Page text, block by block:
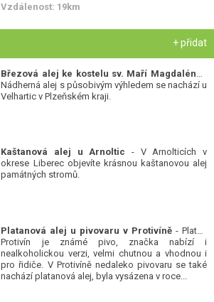
Vzdálenost: 19km
+ přidat
Březová alej ke kostelu sv. Maří Magdalény-
Nádherná alej s působivým výhledem se nachází u
Velhartic v Plzeňském kraji.
Kaštanová alej u Arnoltic - V Arnolticích v
okrese Liberec objevíte krásnou kaštanovou alej
památných stromů.
Platanová alej u pivovaru v Protivíně - Platan
Protivín je známé pivo, značka nabízí i
nealkoholickou verzi, velmi chutnou a vhodnou i
pro řidiče. V Protivíně nedaleko pivovaru se také
nachází platanová alej, byla vysázena v roce...